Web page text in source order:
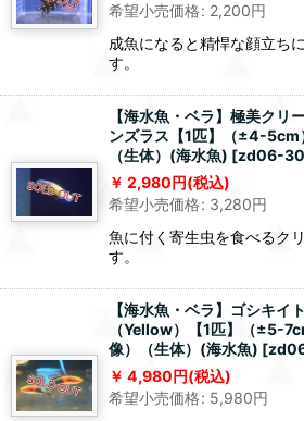
希望小売価格: 2,200円
成魚になると精悍な顔立ち
す。
【海水魚・ベラ】極美クリ
ンズラス【1匹】（±4-5cm
（生体）(海水魚) [zd06-
2,980円(税込)
希望小売価格: 3,280円
魚に付く寄生虫を食べるク
す。
【海水魚・ベラ】ゴシキイ
（Yellow）【1匹】（±5-
像）（生体）(海水魚) [
4,980円(税込)
希望小売価格: 5,980円